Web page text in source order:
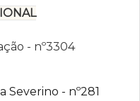
- nº3304
Severino - nº281